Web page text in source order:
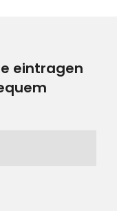
eintragen